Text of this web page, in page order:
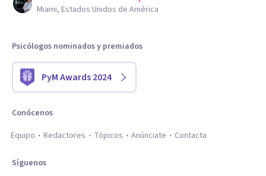
Miami, Estados Unidos de América
Psicólogos nominados y premiados
PyM Awards 2024
Conócenos
Equipo
Redactores Tópicos Anúnciate Contacta
Síguenos